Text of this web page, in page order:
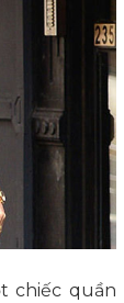
chiếc quần